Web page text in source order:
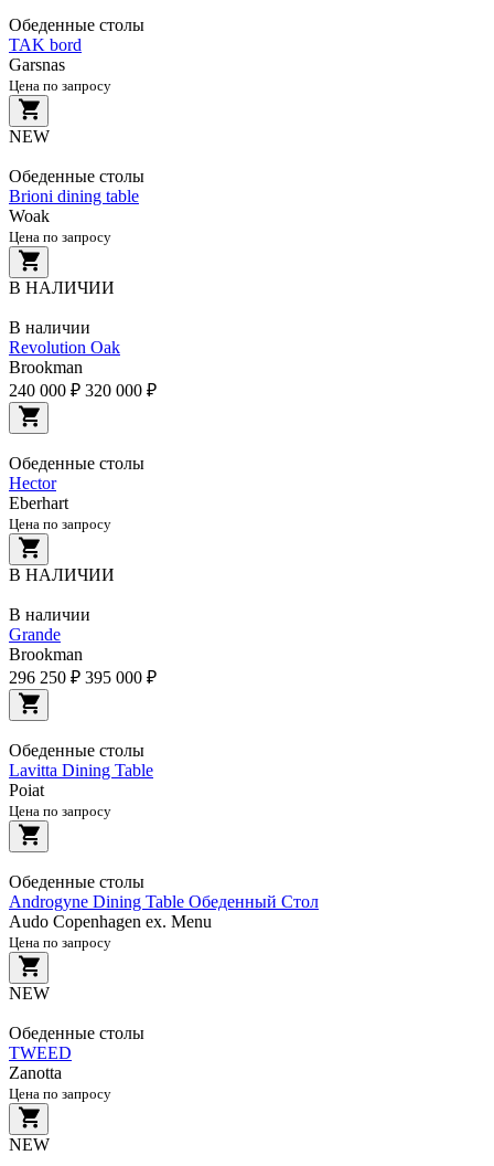
Обеденные столы
TAK bord
Garsnas
Цена по запросу
NEW
Обеденные столы
Brioni dining table
Woak
Цена по запросу
В НАЛИЧИИ
В наличии
Revolution Oak
Brookman
240 000 ₽ 320 000 ₽
Обеденные столы
Hector
Eberhart
Цена по запросу
В НАЛИЧИИ
В наличии
Grande
Brookman
296 250 ₽ 395 000 ₽
Обеденные столы
Lavitta Dining Table
Poiat
Цена по запросу
Обеденные столы
Androgyne Dining Table Обеденный Стол
Audo Copenhagen ex. Menu
Цена по запросу
NEW
Обеденные столы
TWEED
Zanotta
Цена по запросу
NEW